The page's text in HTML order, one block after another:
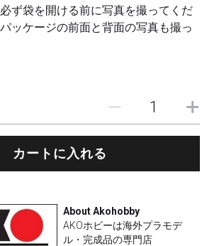
ず袋を開ける前に写真を撮ってくだ
ッケージの前面と背面の写真も撮っ
カートに入れる
About Akohobby
AKOホビーは海外プラモデ
ル・完成品の専門店